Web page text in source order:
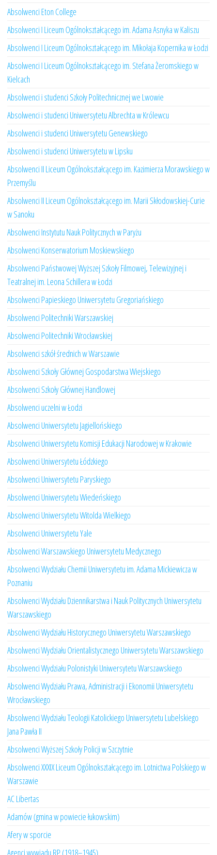
Absolwenci Eton College
Absolwenci I Liceum Ogólnokształcącego im. Adama Asnyka w Kaliszu
Absolwenci I Liceum Ogólnokształcącego im. Mikołaja Kopernika w Łodzi
Absolwenci I Liceum Ogólnokształcącego im. Stefana Żeromskiego w
Kielcach
Absolwenci i studenci Szkoły Politechnicznej we Lwowie
Absolwenci i studenci Uniwersytetu Albrechta w Królewcu
Absolwenci i studenci Uniwersytetu Genewskiego
Absolwenci i studenci Uniwersytetu w Lipsku
Absolwenci II Liceum Ogólnokształcącego im. Kazimierza Morawskiego w
Przemyślu
Absolwenci II Liceum Ogólnokształcącego im. Marii Skłodowskiej-Curie
w Sanoku
Absolwenci Instytutu Nauk Politycznych w Paryżu
Absolwenci Konserwatorium Moskiewskiego
Absolwenci Państwowej Wyższej Szkoły Filmowej, Telewizyjnej i
Teatralnej im. Leona Schillera w Łodzi
Absolwenci Papieskiego Uniwersytetu Gregoriańskiego
Absolwenci Politechniki Warszawskiej
Absolwenci Politechniki Wrocławskiej
Absolwenci szkół średnich w Warszawie
Absolwenci Szkoły Głównej Gospodarstwa Wiejskiego
Absolwenci Szkoły Głównej Handlowej
Absolwenci uczelni w Łodzi
Absolwenci Uniwersytetu Jagiellońskiego
Absolwenci Uniwersytetu Komisji Edukacji Narodowej w Krakowie
Absolwenci Uniwersytetu Łódzkiego
Absolwenci Uniwersytetu Paryskiego
Absolwenci Uniwersytetu Wiedeńskiego
Absolwenci Uniwersytetu Witolda Wielkiego
Absolwenci Uniwersytetu Yale
Absolwenci Warszawskiego Uniwersytetu Medycznego
Absolwenci Wydziału Chemii Uniwersytetu im. Adama Mickiewicza w
Poznaniu
Absolwenci Wydziału Dziennikarstwa i Nauk Politycznych Uniwersytetu
Warszawskiego
Absolwenci Wydziału Historycznego Uniwersytetu Warszawskiego
Absolwenci Wydziału Orientalistycznego Uniwersytetu Warszawskiego
Absolwenci Wydziału Polonistyki Uniwersytetu Warszawskiego
Absolwenci Wydziału Prawa, Administracji i Ekonomii Uniwersytetu
Wrocławskiego
Absolwenci Wydziału Teologii Katolickiego Uniwersytetu Lubelskiego
Jana Pawła II
Absolwenci Wyższej Szkoły Policji w Szczytnie
Absolwenci XXXIX Liceum Ogólnokształcącego im. Lotnictwa Polskiego w
Warszawie
AC Libertas
Adamów (gmina w powiecie łukowskim)
Afery w sporcie
Agenci wywiadu RP (1918–1945)